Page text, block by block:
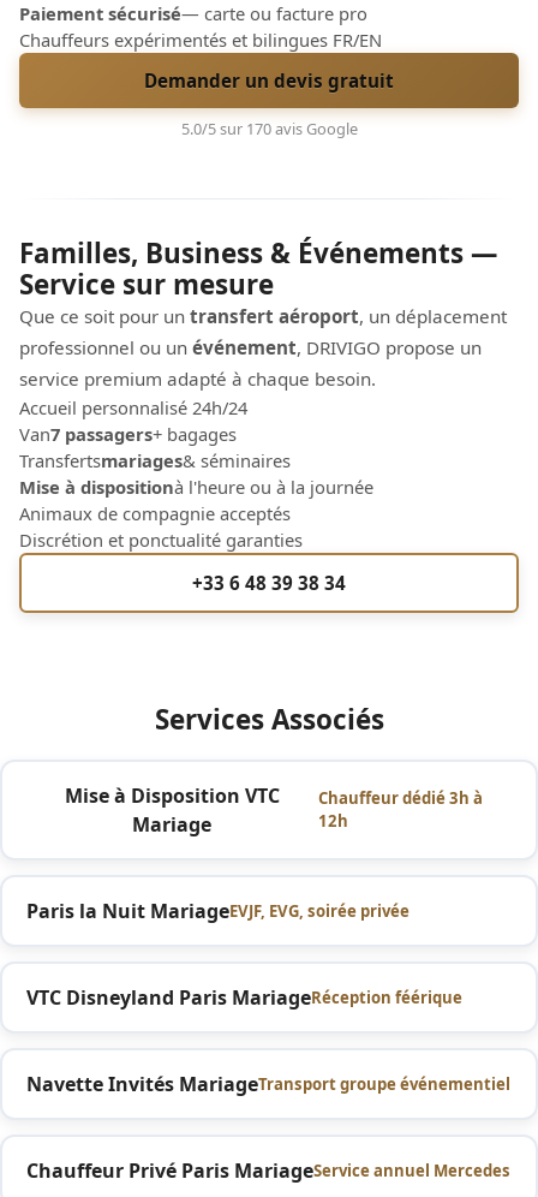
Paiement sécurisé— carte ou facture pro
Chauffeurs expérimentés et bilingues FR/EN
Demander un devis gratuit
5.0/5 sur 170 avis Google
Familles, Business & Événements —
Service sur mesure
Que ce soit pour un transfert aéroport, un déplacement
professionnel ou un événement, DRIVIGO propose un
service premium adapté à chaque besoin.
Accueil personnalisé 24h/24
Van7 passagers+ bagages
Transfertsmariages& séminaires
Mise à dispositionà l'heure ou à la journée
Animaux de compagnie acceptés
Discrétion et ponctualité garanties
+33 6 48 39 38 34
Services Associés
Mise à Disposition VTC
Mariage
Chauffeur dédié 3h à
12h
Paris la Nuit MariageEVJF, EVG, soirée privée
VTC Disneyland Paris MariageRéception féérique
Navette Invités MariageTransport groupe événementiel
Chauffeur Privé Paris MariageService annuel Mercedes